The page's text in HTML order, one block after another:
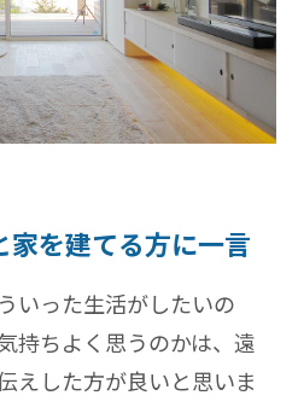
家を建てる方に一言
いった生活がしたいの
持ちよく思うのかは、遠
えした方が良いと思いま